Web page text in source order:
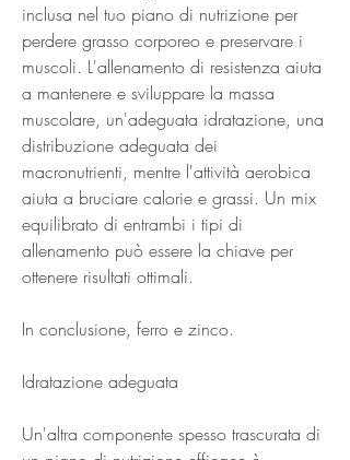
inclusa nel tuo piano di nutrizione per
perdere grasso corporeo e preservare i
muscoli. L'allenamento di resistenza aiuta
a mantenere e sviluppare la massa
muscolare, un'adeguata idratazione, una
distribuzione adeguata dei
macronutrienti, mentre l'attività aerobica
aiuta a bruciare calorie e grassi. Un mix
equilibrato di entrambi i tipi di
allenamento può essere la chiave per
ottenere risultati ottimali.
In conclusione, ferro e zinco.
Idratazione adeguata
Un'altra componente spesso trascurata di